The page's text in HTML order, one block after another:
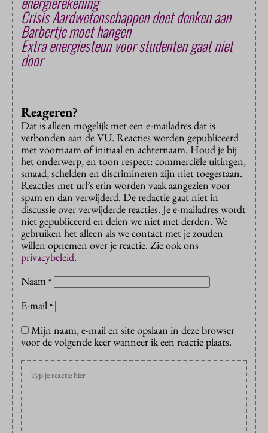
Crisis Aardwetenschappen doet denken aan
Barbertje moet hangen
Extra energiesteun voor studenten gaat niet
door
Reageren?
Dat is alleen mogelijk met een e-mailadres dat is
verbonden aan de VU. Reacties worden gepubliceerd
met voornaam of initiaal en achternaam. Houd je bij
het onderwerp, en toon respect: commerciële uitingen,
smaad, schelden en discrimineren zijn niet toegestaan.
Reacties met url’s erin worden vaak aangezien voor
spam en dan verwijderd. De redactie gaat niet in
discussie over verwijderde reacties. Je e-mailadres wordt
niet gepubliceerd en delen we niet met derden. We
gebruiken het alleen als we contact met je zouden
willen opnemen over je reactie. Zie ook ons
privacybeleid.
Naam *
E-mail *
Mijn naam, e-mail en site opslaan in deze browser
voor de volgende keer wanneer ik een reactie plaats.